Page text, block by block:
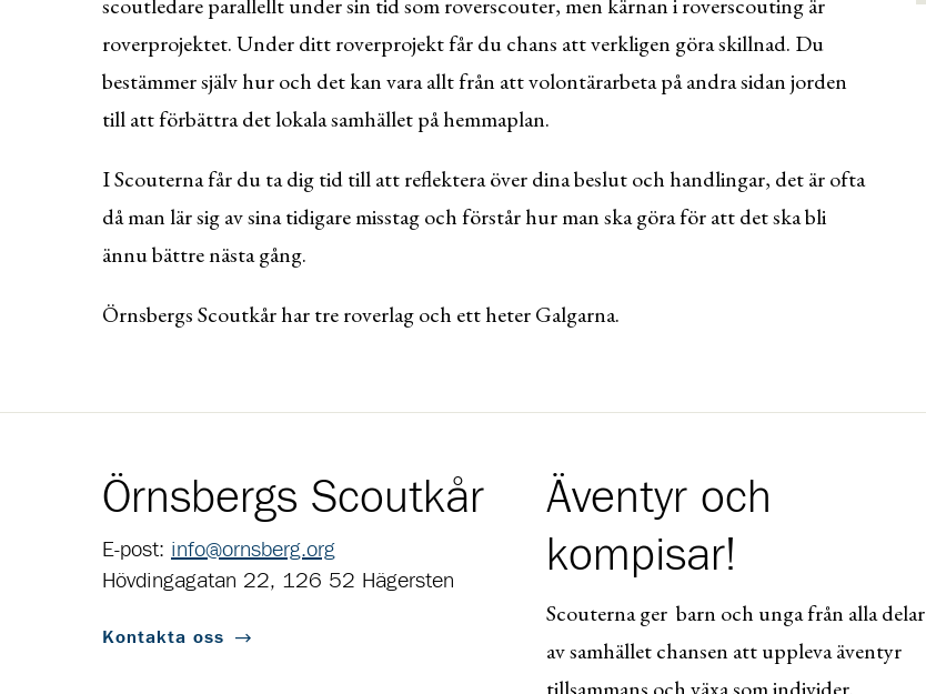
roverprojektet. Under ditt roverprojekt får du chans att verkligen göra skillnad. Du
bestämmer själv hur och det kan vara allt från att volontärarbeta på andra sidan jorden
till att förbättra det lokala samhället på hemmaplan.
I Scouterna får du ta dig tid till att reflektera över dina beslut och handlingar, det är ofta
då man lär sig av sina tidigare misstag och förstår hur man ska göra för att det ska bli
ännu bättre nästa gång.
Örnsbergs Scoutkår har tre roverlag och ett heter Galgarna.
Örnsbergs Scoutkår
E-post: info@ornsberg.org
Hövdingagatan 22, 126 52 Hägersten
Kontakta oss
Äventyr och
kompisar!
Scouterna ger barn och unga från alla delar
av samhället chansen att uppleva äventyr